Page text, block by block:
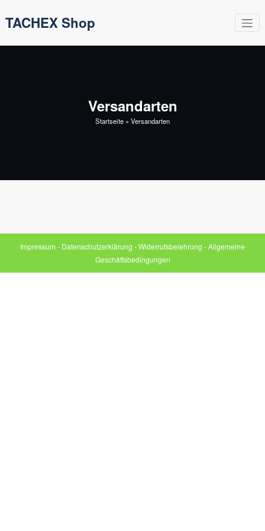
Inhalt
TACHEX Shop
Versandarten
Startseite » Versandarten
Impressum - Datenschutzerklärung -Widerrufsbelehrung -Allgemeine
Geschäftsbedingungen